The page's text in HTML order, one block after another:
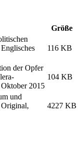
Größe
116 KB
der Opfer
2015
104 KB
und
Original,
4227 KB